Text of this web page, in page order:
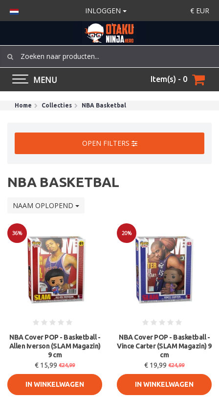
INLOGGEN € EUR
MENU Item(s) - 0
Home Collecties NBA Basketbal
OPEN FILTERS
NBA BASKETBAL
NAAM OPLOPEND
36%
NBA Cover POP - Basketball -
Allen Iverson (SLAM Magazin)
9 cm
€ 15,99 €24,99
IN WINKELWAGEN
20%
NBA Cover POP - Basketball -
Vince Carter (SLAM Magazin) 9
cm
€ 19,99 €24,99
IN WINKELWAGEN